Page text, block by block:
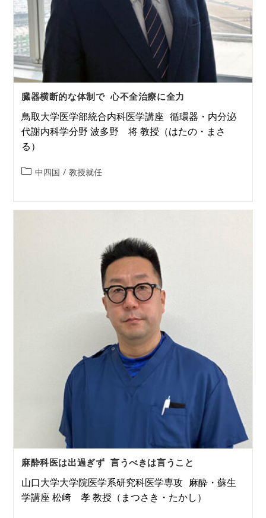
臓器横断的な体制で 心不全治療に全力
鳥取大学医学部統合内科医学講座 循環器・内分泌
代謝内科学分野 波多野 将 教授（はたの・まさ
る）
中四国 / 教授就任
麻酔科医は出過ぎず 言うべきは言うこと
山口大学大学院医学系研究科医学専攻 麻酔・蘇生
学講座 松﨑 孝 教授（まつさき・たかし）